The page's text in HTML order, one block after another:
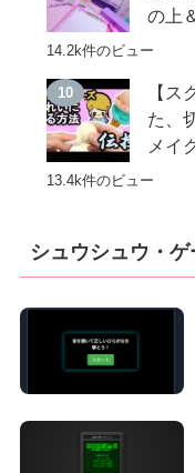
の上
14.2k件のビュー
【
た、
メイ
13.4k件のビュー
シュウシュウ・